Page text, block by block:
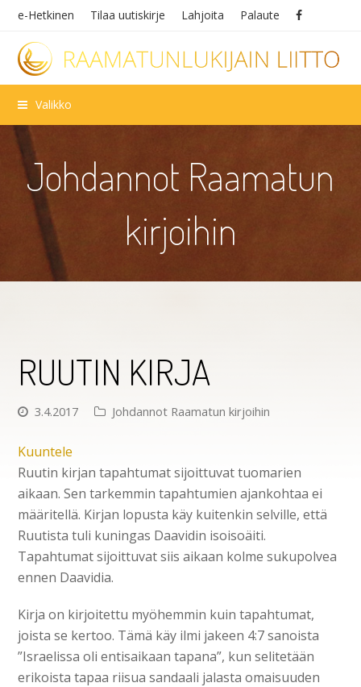
e-Hetkinen Tilaa uutiskirje Lahjoita Palaute
Valikko
Johdannot Raamatun
kirjoihin
RUUTIN KIRJA
3.4.2017 Johdannot Raamatun kirjoihin
Kuuntele
Ruutin kirjan tapahtumat sijoittuvat tuomarien
aikaan. Sen tarkemmin tapahtumien ajankohtaa ei
määritellä. Kirjan lopusta käy kuitenkin selville, että
Ruutista tuli kuningas Daavidin isoisoäiti.
Tapahtumat sijoittuvat siis aikaan kolme sukupolvea
ennen Daavidia.
Kirja on kirjoitettu myöhemmin kuin tapahtumat,
joista se kertoo. Tämä käy ilmi jakeen 4:7 sanoista
”Israelissa oli entisaikaan tapana”, kun selitetään
erikoista tapaa riisua sandaali jalasta omaisuuden